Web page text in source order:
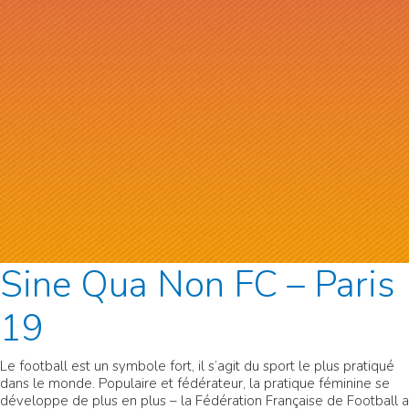
Sine Qua Non FC – Paris
19
Le football est un symbole fort, il s’agit du sport le plus pratiqué
dans le monde. Populaire et fédérateur, la pratique féminine se
développe de plus en plus – la Fédération Française de Football a